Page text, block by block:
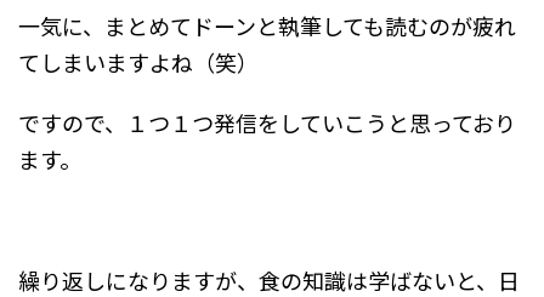
一気に、まとめてドーンと執筆しても読むのが疲れ
てしまいますよね（笑）
ですので、１つ１つ発信をしていこうと思っており
ます。
繰り返しになりますが、食の知識は学ばないと、日